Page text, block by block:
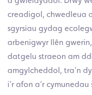
creadigol, chwedleua
sgyrsiau gydag
arbenigwyr llên
datgelu straeon am
amgylcheddol, tra’n
i’r afon a’r